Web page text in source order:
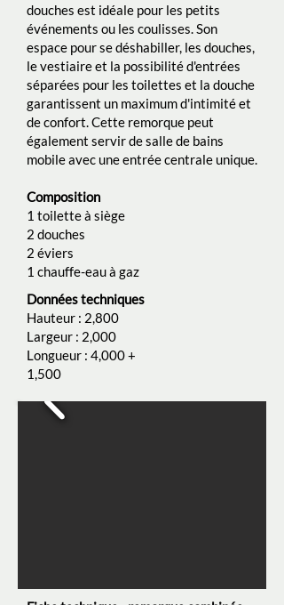
douches est idéale pour les petits
événements ou les coulisses. Son
espace pour se déshabiller, les douches,
le vestiaire et la possibilité d'entrées
séparées pour les toilettes et la douche
garantissent un maximum d'intimité et
de confort. Cette remorque peut
également servir de salle de bains
mobile avec une entrée centrale unique.
Composition
1 toilette à siège
2 douches
2 éviers
1 chauffe-eau à gaz
Données techniques
Hauteur : 2,800
Largeur : 2,000
Longueur : 4,000 +
1,500